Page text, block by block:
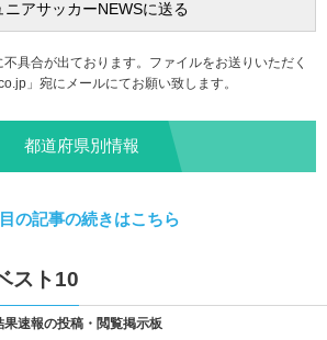
具合が出ております。ファイルをお送りいただく
」宛にメールにてお願い致します。
都道府県別情報
の記事の続きはこちら
スト10
果速報の投稿・閲覧掲示板